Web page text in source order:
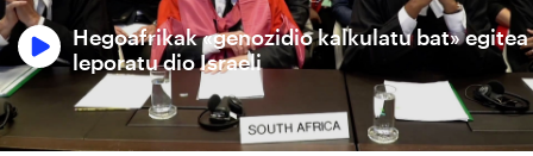
Hegoafrikak «genozidio kalkulatu bat» egitea
leporatu dio Israeli